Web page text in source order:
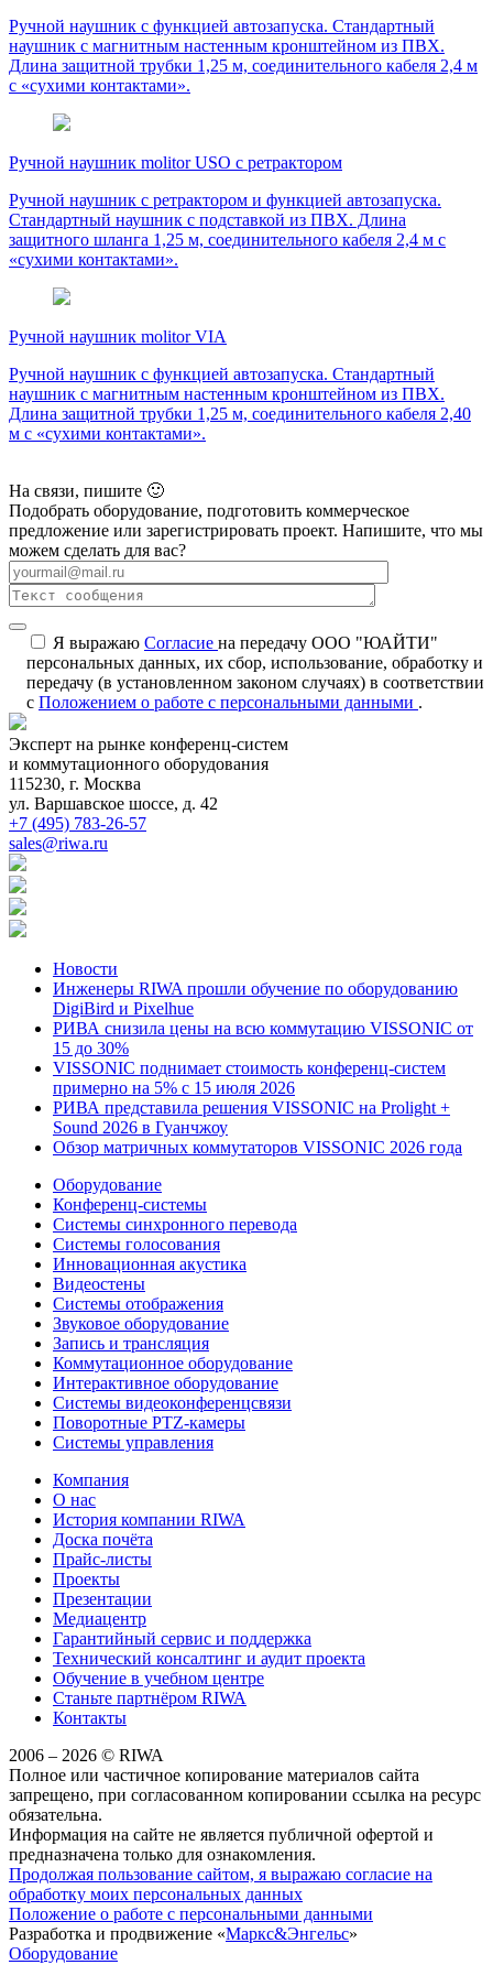
Ручной наушник с функцией автозапуска. Стандартный
наушник с магнитным настенным кронштейном из ПВХ.
Длина защитной трубки 1,25 м, соединительного кабеля 2,4 м
с «сухими контактами».
Ручной наушник molitor USO с ретрактором
Ручной наушник с ретрактором и функцией автозапуска.
Стандартный наушник с подставкой из ПВХ. Длина
защитного шланга 1,25 м, соединительного кабеля 2,4 м с
«сухими контактами».
Ручной наушник molitor VIA
Ручной наушник с функцией автозапуска. Стандартный
наушник с магнитным настенным кронштейном из ПВХ.
Длина защитной трубки 1,25 м, соединительного кабеля 2,40
м с «сухими контактами».
На связи, пишите 🙂
Подобрать оборудование, подготовить коммерческое
предложение или зарегистрировать проект. Напишите, что мы
можем сделать для вас?
Я выражаю Согласие на передачу ООО "ЮАЙТИ"
персональных данных, их сбор, использование, обработку и
передачу (в установленном законом случаях) в соответствии
с Положением о работе с персональными данными .
Эксперт на рынке конференц-систем
и коммутационного оборудования
115230, г. Москва
ул. Варшавское шоссе, д. 42
+7 (495) 783-26-57
sales@riwa.ru
Новости
Инженеры RIWA прошли обучение по оборудованию
DigiBird и Pixelhue
РИВА снизила цены на всю коммутацию VISSONIC от
15 до 30%
VISSONIC поднимает стоимость конференц-систем
примерно на 5% с 15 июля 2026
РИВА представила решения VISSONIC на Prolight +
Sound 2026 в Гуанчжоу
Обзор матричных коммутаторов VISSONIC 2026 года
Оборудование
Конференц-системы
Системы синхронного перевода
Системы голосования
Инновационная акустика
Видеостены
Системы отображения
Звуковое оборудование
Запись и трансляция
Коммутационное оборудование
Интерактивное оборудование
Системы видеоконференцсвязи
Поворотные PTZ-камеры
Системы управления
Компания
О нас
История компании RIWA
Доска почёта
Прайс-листы
Проекты
Презентации
Медиацентр
Гарантийный сервис и поддержка
Технический консалтинг и аудит проекта
Обучение в учебном центре
Станьте партнёром RIWA
Контакты
2006 – 2026 © RIWA
Полное или частичное копирование материалов сайта
запрещено, при согласованном копировании ссылка на ресурс
обязательна.
Информация на сайте не является публичной офертой и
предназначена только для ознакомления.
Продолжая пользование сайтом, я выражаю согласие на
обработку моих персональных данных
Положение о работе с персональными данными
Разработка и продвижение «Маркс&Энгельс»
Оборудование